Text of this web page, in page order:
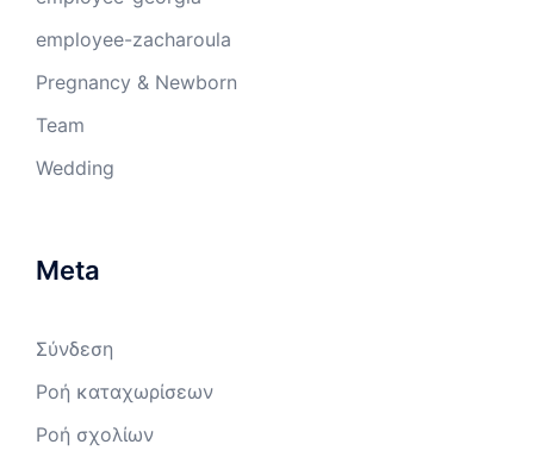
employee-zacharoula
Pregnancy & Newborn
Team
Wedding
Meta
Σύνδεση
Ροή καταχωρίσεων
Ροή σχολίων